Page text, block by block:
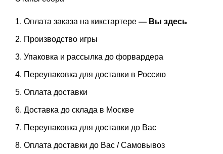
Оплата заказа на кикстартере — Вы здесь
Производство игры
Упаковка и рассылка до форвардера
Переупаковка для доставки в Россию
Оплата доставки
Доставка до склада в Москве
Переупаковка для доставки до Вас
Оплата доставки до Вас / Самовывоз